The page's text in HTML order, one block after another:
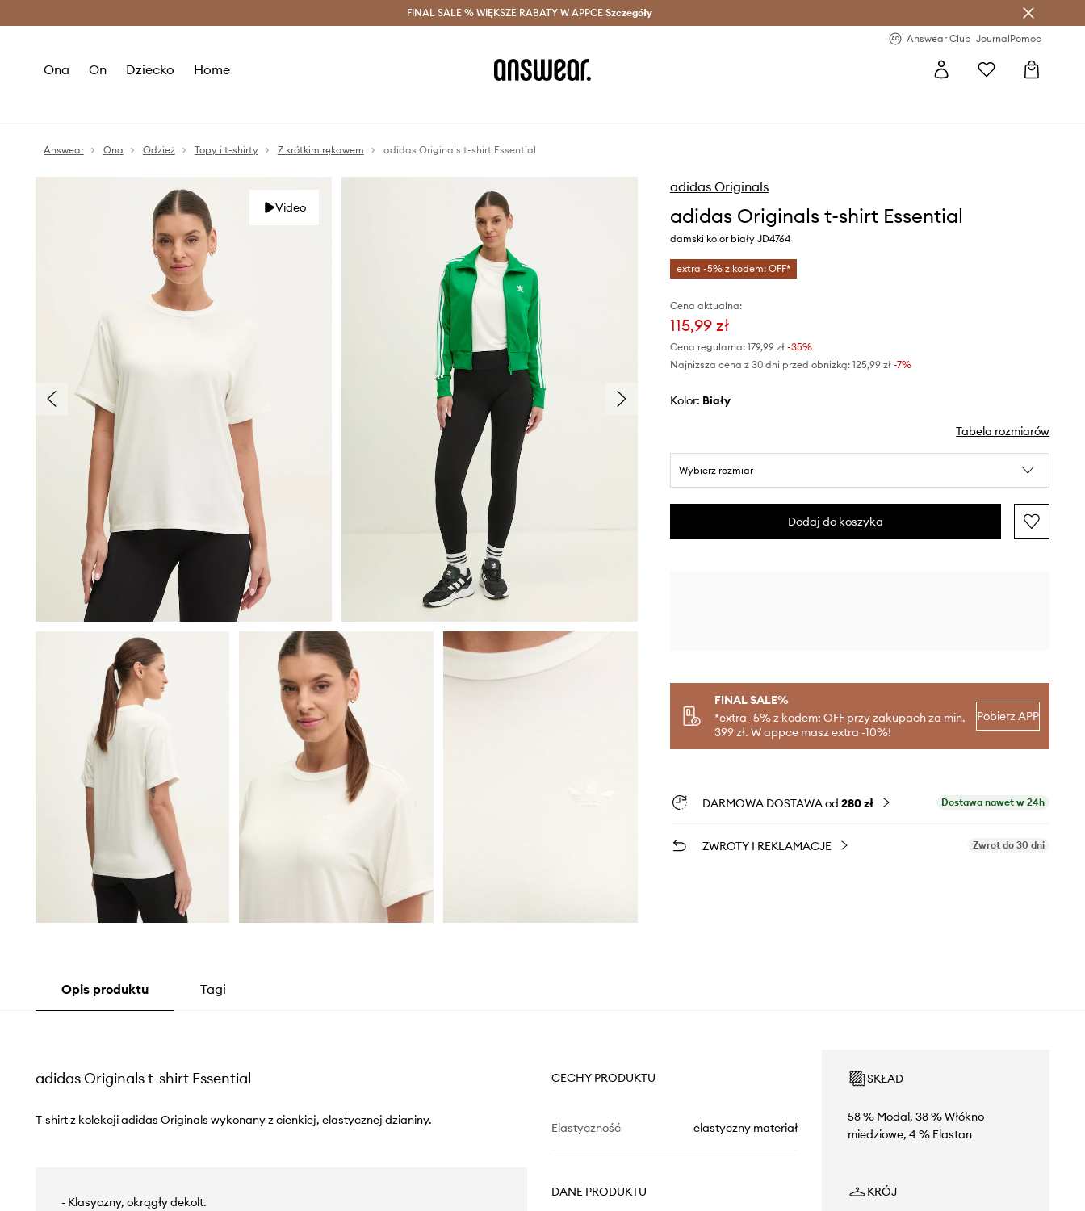
Oszczędzaj z Answear Club > Dostawa nawet w 24h >
FINAL SALE % WIĘKSZE RABATY W APPCE Szczegóły
Answear Club JournalPomoc
Ona On Dziecko Home
Answear Ona Odzież Topy i t-shirty Z krótkim rękawem adidas Originals t-shirt Essential
Video
adidas Originals
adidas Originals t-shirt Essential
damski kolor biały JD4764
extra -5% z kodem: OFF*
Cena aktualna:
115,99 zł
Cena regularna: 179,99 zł-35%
Najniższa cena z 30 dni przed obniżką: 125,99 zł -7%
Kolor: biały
Tabela rozmiarów
Wybierz rozmiar
Dodaj do koszyka
FINAL SALE%
*extra -5% z kodem: OFF przy zakupach za min.
399 zł. W appce masz extra -10%!
Pobierz APP
DARMOWA DOSTAWA od 280 zł Dostawa nawet w 24h
ZWROTY I REKLAMACJE Zwrot do 30 dni
Opis produktu Tagi
adidas Originals t-shirt Essential
T-shirt z kolekcji adidas Originals wykonany z cienkiej, elastycznej dzianiny.
- Klasyczny, okrągły dekolt.
CECHY PRODUKTU
Elastyczność elastyczny materiał
DANE PRODUKTU
SKŁAD
58 % Modal, 38 % Włókno
miedziowe, 4 % Elastan
KRÓJ